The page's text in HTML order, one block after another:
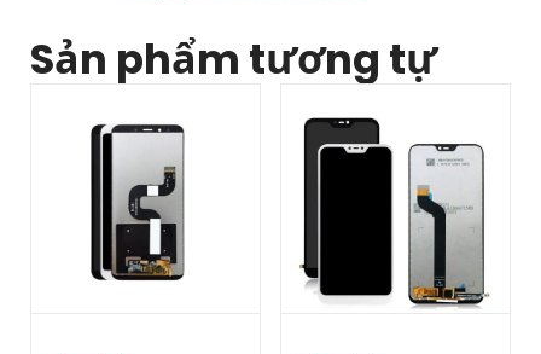
Sản phẩm tương tự